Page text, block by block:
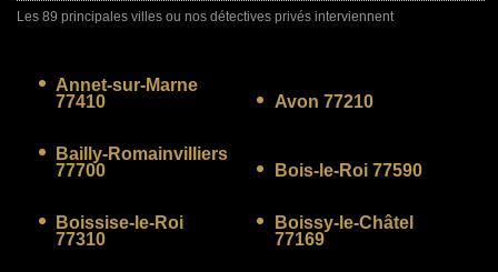
Les 89 principales villes ou nos détectives privés interviennent
Annet-sur-Marne
77410
Avon 77210
Bailly-Romainvilliers
77700
Bois-le-Roi 77590
Boissise-le-Roi
77310
Boissy-le-Châtel
77169